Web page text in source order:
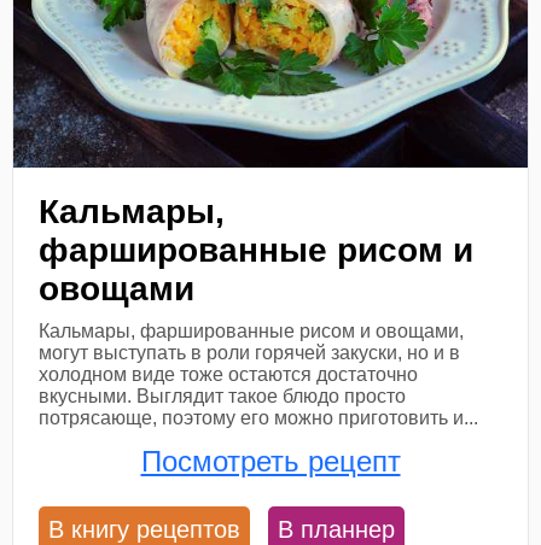
Кальмары,
фаршированные рисом и
овощами
Кальмары, фаршированные рисом и овощами,
могут выступать в роли горячей закуски, но и в
холодном виде тоже остаются достаточно
вкусными. Выглядит такое блюдо просто
потрясающе, поэтому его можно приготовить и...
Посмотреть рецепт
В книгу рецептов В планнер